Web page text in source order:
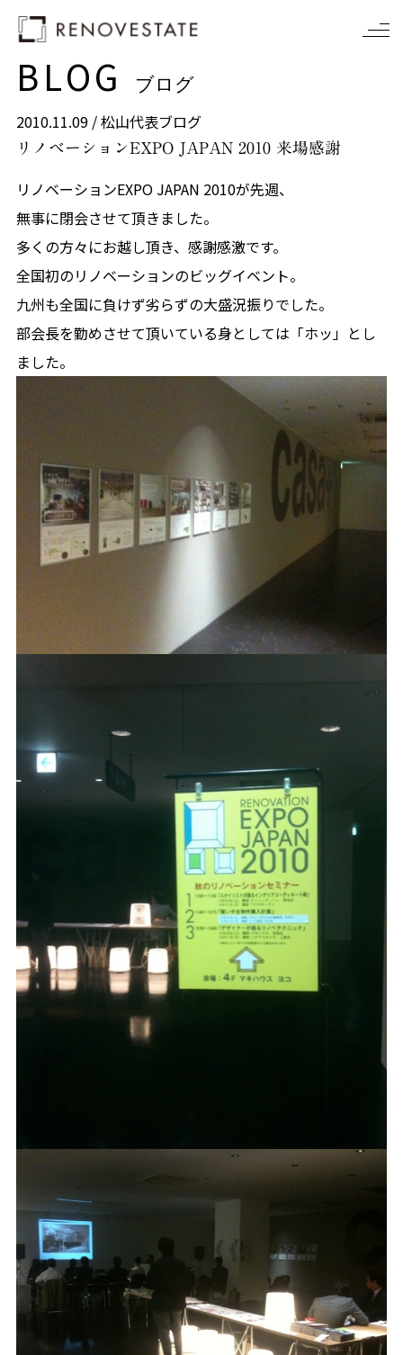
BLOG ブログ
2010.11.09 /松山代表ブログ
リノベーションEXPO JAPAN 2010 来場感謝
リノベーションEXPO JAPAN 2010が先週、
無事に閉会させて頂きました。
多くの方々にお越し頂き、感謝感激です。
全国初のリノベーションのビッグイベント。
九州も全国に負けず劣らずの大盛況振りでした。
部会長を勤めさせて頂いている身としては「ホッ」とし
ました。